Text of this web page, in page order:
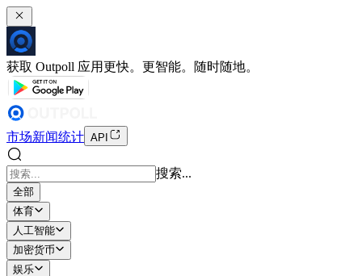
获取 Outpoll 应用更快。更智能。随时随地。
市场新闻统计 API
搜索...
全部
体育
人工智能
加密货币
娱乐